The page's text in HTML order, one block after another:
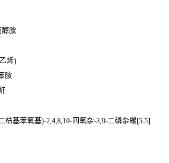
醇胺
烯)
胺
枯基苯氧基)-2,4,8,10-四氧杂-3,9-二磷杂螺[5.5]